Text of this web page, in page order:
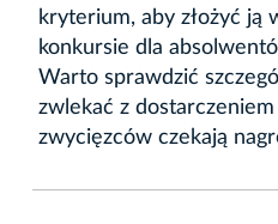
kryterium, aby złożyć ją
konkursie dla
Warto sprawdzić
zwlekać z
zwycięzców czekają